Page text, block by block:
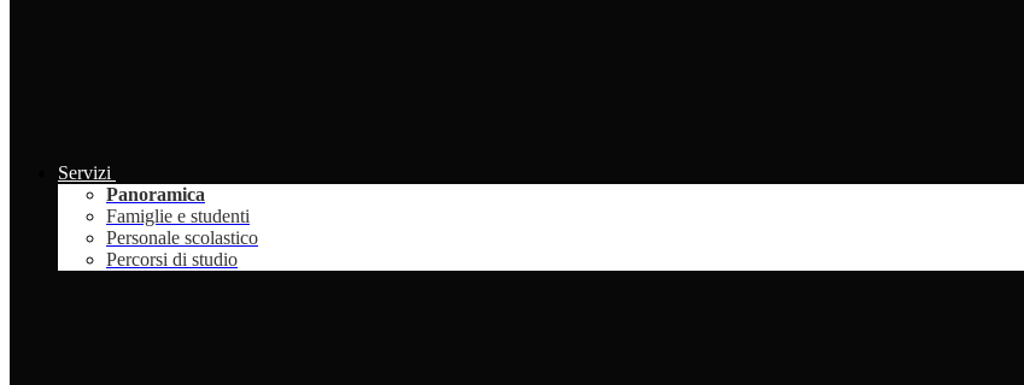
Servizi
Panoramica
Famiglie e studenti
Personale scolastico
Percorsi di studio